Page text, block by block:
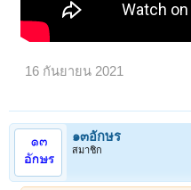
16 กันยายน 2021
๑๓อักษร
สมาชิก